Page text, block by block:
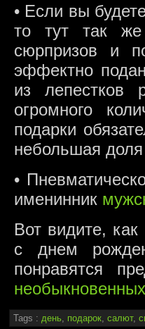
• Если вы
то тут так же
сюрпризов и
эффектно
из лепестков
огромного
подарки
небольшая
•
именинник
Вот видите,
с днем
понравятся
Tags : день подарок салют,